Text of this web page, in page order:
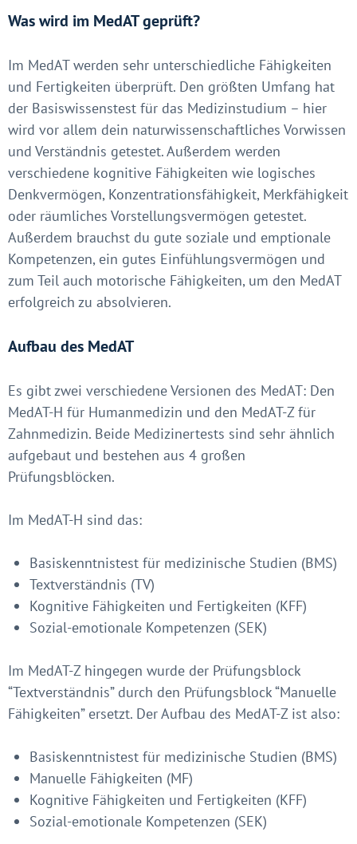
Was wird im MedAT geprüft?
Im MedAT werden sehr unterschiedliche Fähigkeiten
und Fertigkeiten überprüft. Den größten Umfang hat
der Basiswissenstest für das Medizinstudium – hier
wird vor allem dein naturwissenschaftliches Vorwissen
und Verständnis getestet. Außerdem werden
verschiedene kognitive Fähigkeiten wie logisches
Denkvermögen, Konzentrationsfähigkeit, Merkfähigkeit
oder räumliches Vorstellungsvermögen getestet.
Außerdem brauchst du gute soziale und emptionale
Kompetenzen, ein gutes Einfühlungsvermögen und
zum Teil auch motorische Fähigkeiten, um den MedAT
erfolgreich zu absolvieren.
Aufbau des MedAT
Es gibt zwei verschiedene Versionen des MedAT: Den
MedAT-H für Humanmedizin und den MedAT-Z für
Zahnmedizin. Beide Medizinertests sind sehr ähnlich
aufgebaut und bestehen aus 4 großen
Prüfungsblöcken.
Im MedAT-H sind das:
Basiskenntnistest für medizinische Studien (BMS)
Textverständnis (TV)
Kognitive Fähigkeiten und Fertigkeiten (KFF)
Sozial-emotionale Kompetenzen (SEK)
Im MedAT-Z hingegen wurde der Prüfungsblock
“Textverständnis” durch den Prüfungsblock “Manuelle
Fähigkeiten” ersetzt. Der Aufbau des MedAT-Z ist also:
Basiskenntnistest für medizinische Studien (BMS)
Manuelle Fähigkeiten (MF)
Kognitive Fähigkeiten und Fertigkeiten (KFF)
Sozial-emotionale Kompetenzen (SEK)